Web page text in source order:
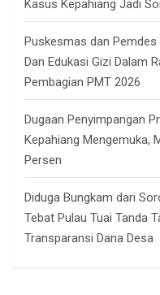
Kasus Kepahiang Jadi
Puskesmas dan
Dan Edukasi Gizi Dalam
Pembagian PMT 2026
Dugaan Penyimpangan
Kepahiang Mengemuka,
Persen
Diduga Bungkam dari
Tebat Pulau Tuai Tanda
Transparansi Dana Desa